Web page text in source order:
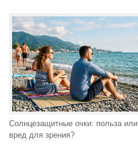
Солнцезащитные очки: польза или
вред для зрения?